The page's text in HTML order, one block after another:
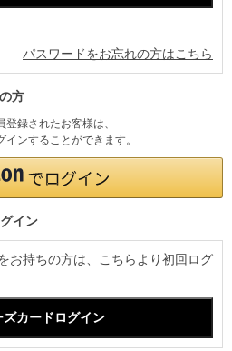
パスワードをお忘れの方はこちら
方
録されたお客様は、
ンすることができます。
イン
お持ちの方は、こちらより初回ログ